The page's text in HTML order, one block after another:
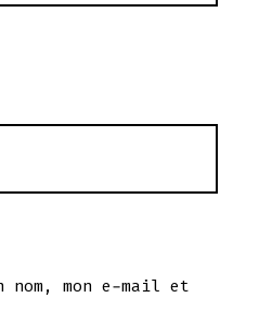
nom, mon e-mail et